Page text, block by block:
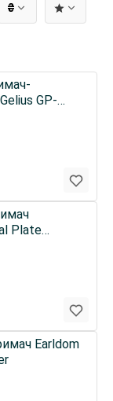
₴
GP-
Plate
Earldom